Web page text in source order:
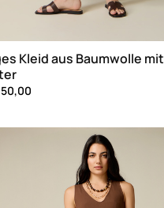
Kleid aus Baumwolle mit